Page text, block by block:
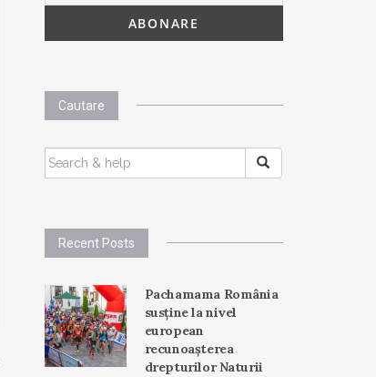
Cautare
SEARCH
FOR:
Recent Posts
Pachamama România
susține la nivel
european
recunoașterea
drepturilor Naturii